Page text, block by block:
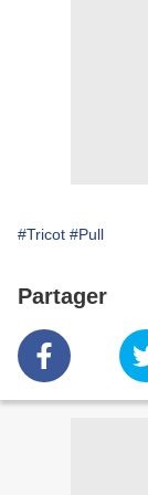
#Tricot #Pull
Partager